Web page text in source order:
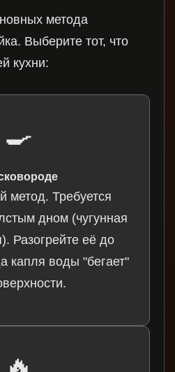
метода
Выберите тот, что
кухни:
🍳
метод. Требуется
дном (чугунная
Разогрейте её до
капля воды "бегает"